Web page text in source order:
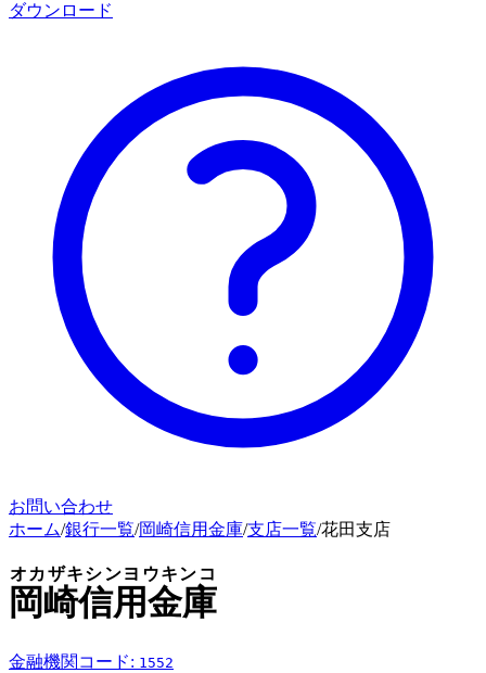
ダウンロード
お問い合わせ
ホーム/銀行一覧/岡崎信用金庫/支店一覧/花田支店
岡崎信用金庫
オカザキシンヨウキンコ
金融機関コード: 1552